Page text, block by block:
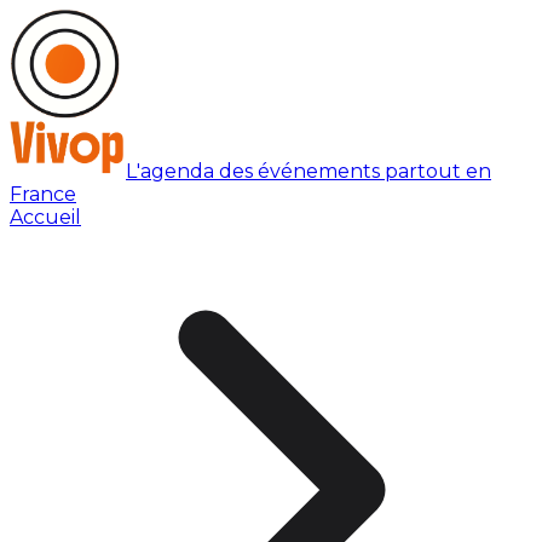
L'agenda des événements partout en
France
Accueil